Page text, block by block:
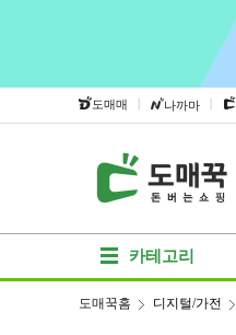
도매매 | 나까마 |
카테고리
도매꾹홈 디지털/가전